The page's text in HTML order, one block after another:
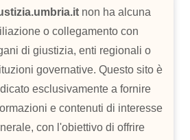
non ha alcuna
o collegamento con
di giustizia, enti regionali o
governative. Questo sito è
esclusivamente a fornire
e contenuti di interesse
con l'obiettivo di offrire